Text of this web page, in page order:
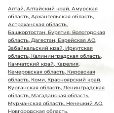
Алтай, Алтайский край, Амурская
область, Архангельская область,
Астраханская область,
Башкортостан, Бурятия, Вологодская
область, Дагестан, Еврейская АО,
Забайкальский край, Иркутская
область, Калининградская область,
Камчатский край, Карелия,
Кемеровская область, Кировская
область, Коми, Красноярский край,
Курганская область, Ленинградская
область, Магаданская область,
Мурманская область, Ненецкий АО,
Новгородская область,